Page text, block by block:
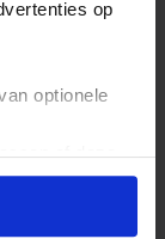
op
optionele
of deze
voor de